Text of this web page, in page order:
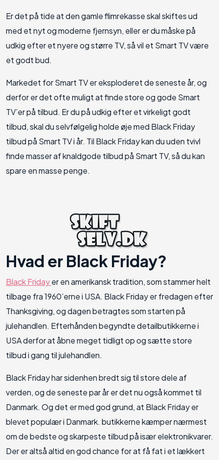
Er det på tide at den gamle flimrekasse skal skiftes ud
med et nyt og moderne fjernsyn, eller er du måske på
udkig efter et nyere og større TV, så vil et Smart TV være
et godt bud.
Markedet for Smart TV er eksploderet de seneste år, og
derfor er det ofte muligt at finde store og gode Smart
TV’er på tilbud. Er du på udkig efter et virkeligt godt
tilbud, skal du selvfølgelig holde øje med Black Friday
tilbud på Smart TV i år. Til Black Friday kan du uden tvivl
finde masser af knaldgode tilbud på Smart TV, så du kan
spare en masse penge.
Hvad er Black Friday?
Black Fridayer en amerikansk tradition, som stammer helt
tilbage fra 1960’erne i USA. Black Friday er fredagen efter
Thanksgiving, og dagen betragtes som starten på
julehandlen. Efterhånden begyndte detailbutikkerne i
USA derfor at åbne meget tidligt op og sætte store
tilbud i gang til julehandlen.
Black Friday har sidenhen bredt sig til store dele af
verden, og de seneste par år er det nu også kommet til
Danmark. Og det er med god grund, at Black Friday er
blevet populær i Danmark. butikkerne kæmper nærmest
om de bedste og skarpeste tilbud på især elektronikvarer.
Der er altså altid en god chance for at få fat i et lækkert